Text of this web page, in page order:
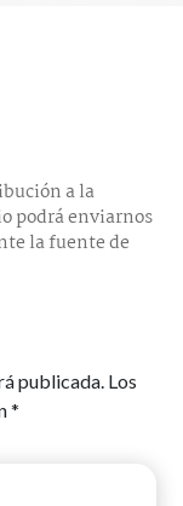
a la
podrá enviarnos
la fuente de
publicada. Los
*